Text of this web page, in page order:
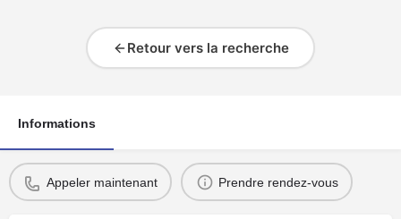
Retour vers la recherche
Informations
Appeler maintenant Prendre rendez-vous